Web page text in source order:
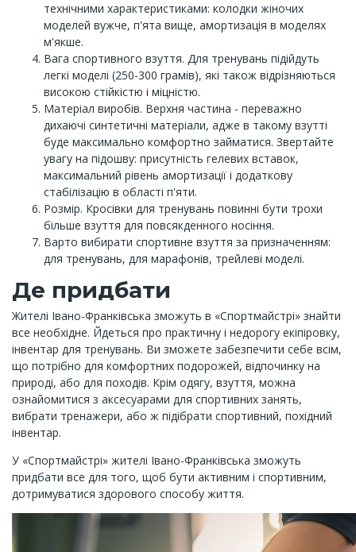
технічними характеристиками: колодки жіночих
моделей вужче, п'ята вище, амортизація в моделях
м'якше.
Вага спортивного взуття. Для тренувань підійдуть
легкі моделі (250-300 грамів), які також відрізняються
високою стійкістю і міцністю.
Матеріал виробів. Верхня частина - переважно
дихаючі синтетичні матеріали, адже в такому взутті
буде максимально комфортно займатися. Звертайте
увагу на підошву: присутність гелевих вставок,
максимальний рівень амортизації і додаткову
стабілізацію в області п'яти.
Розмір. Кросівки для тренувань повинні бути трохи
більше взуття для повсякденного носіння.
Варто вибирати спортивне взуття за призначенням:
для тренувань, для марафонів, трейлеві моделі.
Де придбати
Жителі Івано-Франківська зможуть в «Спортмайстрі» знайти
все необхідне. Йдеться про практичну і недорогу екіпіровку,
інвентар для тренувань. Ви зможете забезпечити себе всім,
що потрібно для комфортних подорожей, відпочинку на
природі, або для походів. Крім одягу, взуття, можна
ознайомитися з аксесуарами для спортивних занять,
вибрати тренажери, або ж підібрати спортивний, похідний
інвентар.
У «Спортмайстрі» жителі Івано-Франківська зможуть
придбати все для того, щоб бути активним і спортивним,
дотримуватися здорового способу життя.